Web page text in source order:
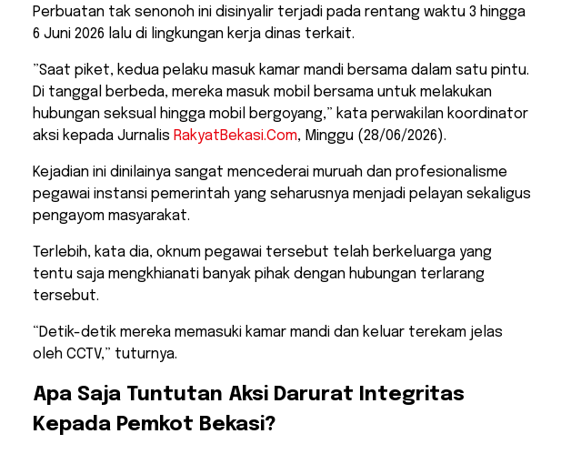
Perbuatan tak senonoh ini disinyalir terjadi pada rentang waktu 3 hingga
6 Juni 2026 lalu di lingkungan kerja dinas terkait.
​”Saat piket, kedua pelaku masuk kamar mandi bersama dalam satu pintu.
Di tanggal berbeda, mereka masuk mobil bersama untuk melakukan
hubungan seksual hingga mobil bergoyang,” kata perwakilan koordinator
aksi kepada Jurnalis RakyatBekasi.Com, Minggu (28/06/2026).
​Kejadian ini dinilainya sangat mencederai muruah dan profesionalisme
pegawai instansi pemerintah yang seharusnya menjadi pelayan sekaligus
pengayom masyarakat.
Terlebih, kata dia, oknum pegawai tersebut telah berkeluarga yang
tentu saja mengkhianati banyak pihak dengan hubungan terlarang
tersebut.
“Detik-detik mereka memasuki kamar mandi dan keluar terekam jelas
oleh CCTV,” tuturnya.
​Apa Saja Tuntutan Aksi Darurat Integritas
Kepada Pemkot Bekasi?